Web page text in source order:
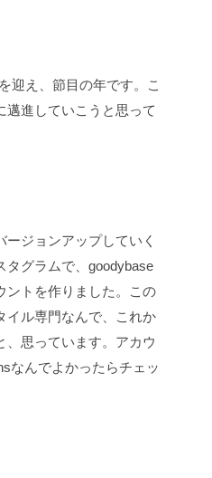
迎え、節目の年です。こ
邁進していこうと思って
ジョンアップしていく
タグラムで、goodybase
ントを作りました。この
イル専門なんで、これか
、思っています。アカウ
なんでよかったらチェッ